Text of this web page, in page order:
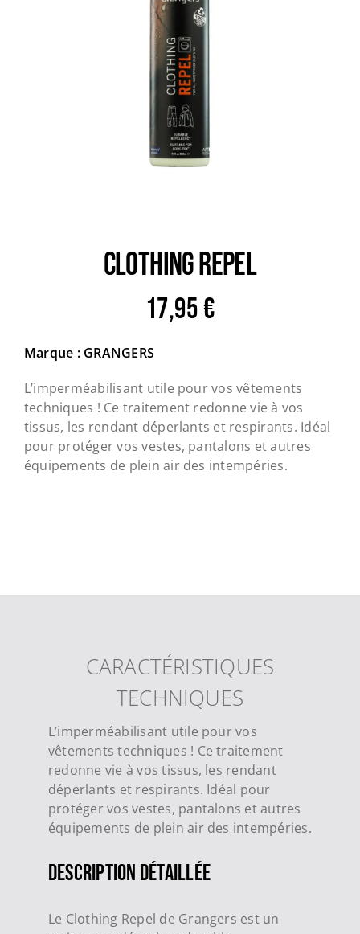
Trail
Escalade / Alpinisme
Bons Plans
CLOTHING REPEL
17,95€
Marque : GRANGERS
L’imperméabilisant utile pour vos vêtements
techniques ! Ce traitement redonne vie à vos
tissus, les rendant déperlants et respirants. Idéal
pour protéger vos vestes, pantalons et autres
équipements de plein air des intempéries.
CARACTÉRISTIQUES
TECHNIQUES
L’imperméabilisant utile pour vos
vêtements techniques ! Ce traitement
redonne vie à vos tissus, les rendant
déperlants et respirants. Idéal pour
protéger vos vestes, pantalons et autres
équipements de plein air des intempéries.
Description Détaillée
Le Clothing Repel de Grangers est un